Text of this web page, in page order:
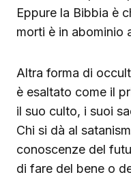
Eppure la Bibbia è
morti è in abominio
Altra forma di
è esaltato come il
il suo culto, i suoi
Chi si dà al
conoscenze del
di fare del bene o